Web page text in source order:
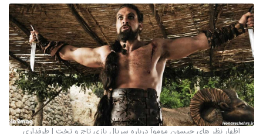
اظهار نظر های جیسون موموآ درباره سریال بازی تاج و تخت | طرفداری